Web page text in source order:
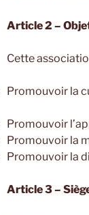
Article 2 –
Cette
Promouvoir la
Promouvoir
Promouvoir la
Promouvoir la
Article 3 –